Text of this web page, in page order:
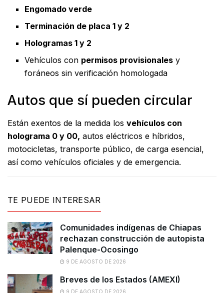
Engomado verde
Terminación de placa 1 y 2
Hologramas 1 y 2
Vehículos con permisos provisionales y
foráneos sin verificación homologada
Autos que sí pueden circular
Están exentos de la medida los vehículos con
holograma 0 y 00, autos eléctricos e híbridos,
motocicletas, transporte público, de carga esencial,
así como vehículos oficiales y de emergencia.
TE PUEDE INTERESAR
Comunidades indígenas de Chiapas
rechazan construcción de autopista
Palenque-Ocosingo
9 DE AGOSTO DE 2026
Breves de los Estados (AMEXI)
9 DE AGOSTO DE 2026